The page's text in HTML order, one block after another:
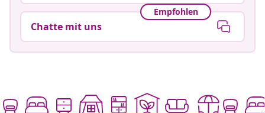
Empfohlen
Chatte mit uns